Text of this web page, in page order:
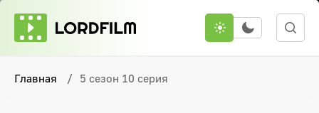
Главная 5 сезон 10 серия